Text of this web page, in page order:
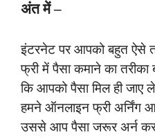
अंत में –
इंटरनेट पर आपको बहुत ऐसे
फ्री में पैसा कमाने का
कि आपको पैसा मिल ही
हमने ऑनलाइन फ्री अर्निंग
उससे आप पैसा जरूर अर्न